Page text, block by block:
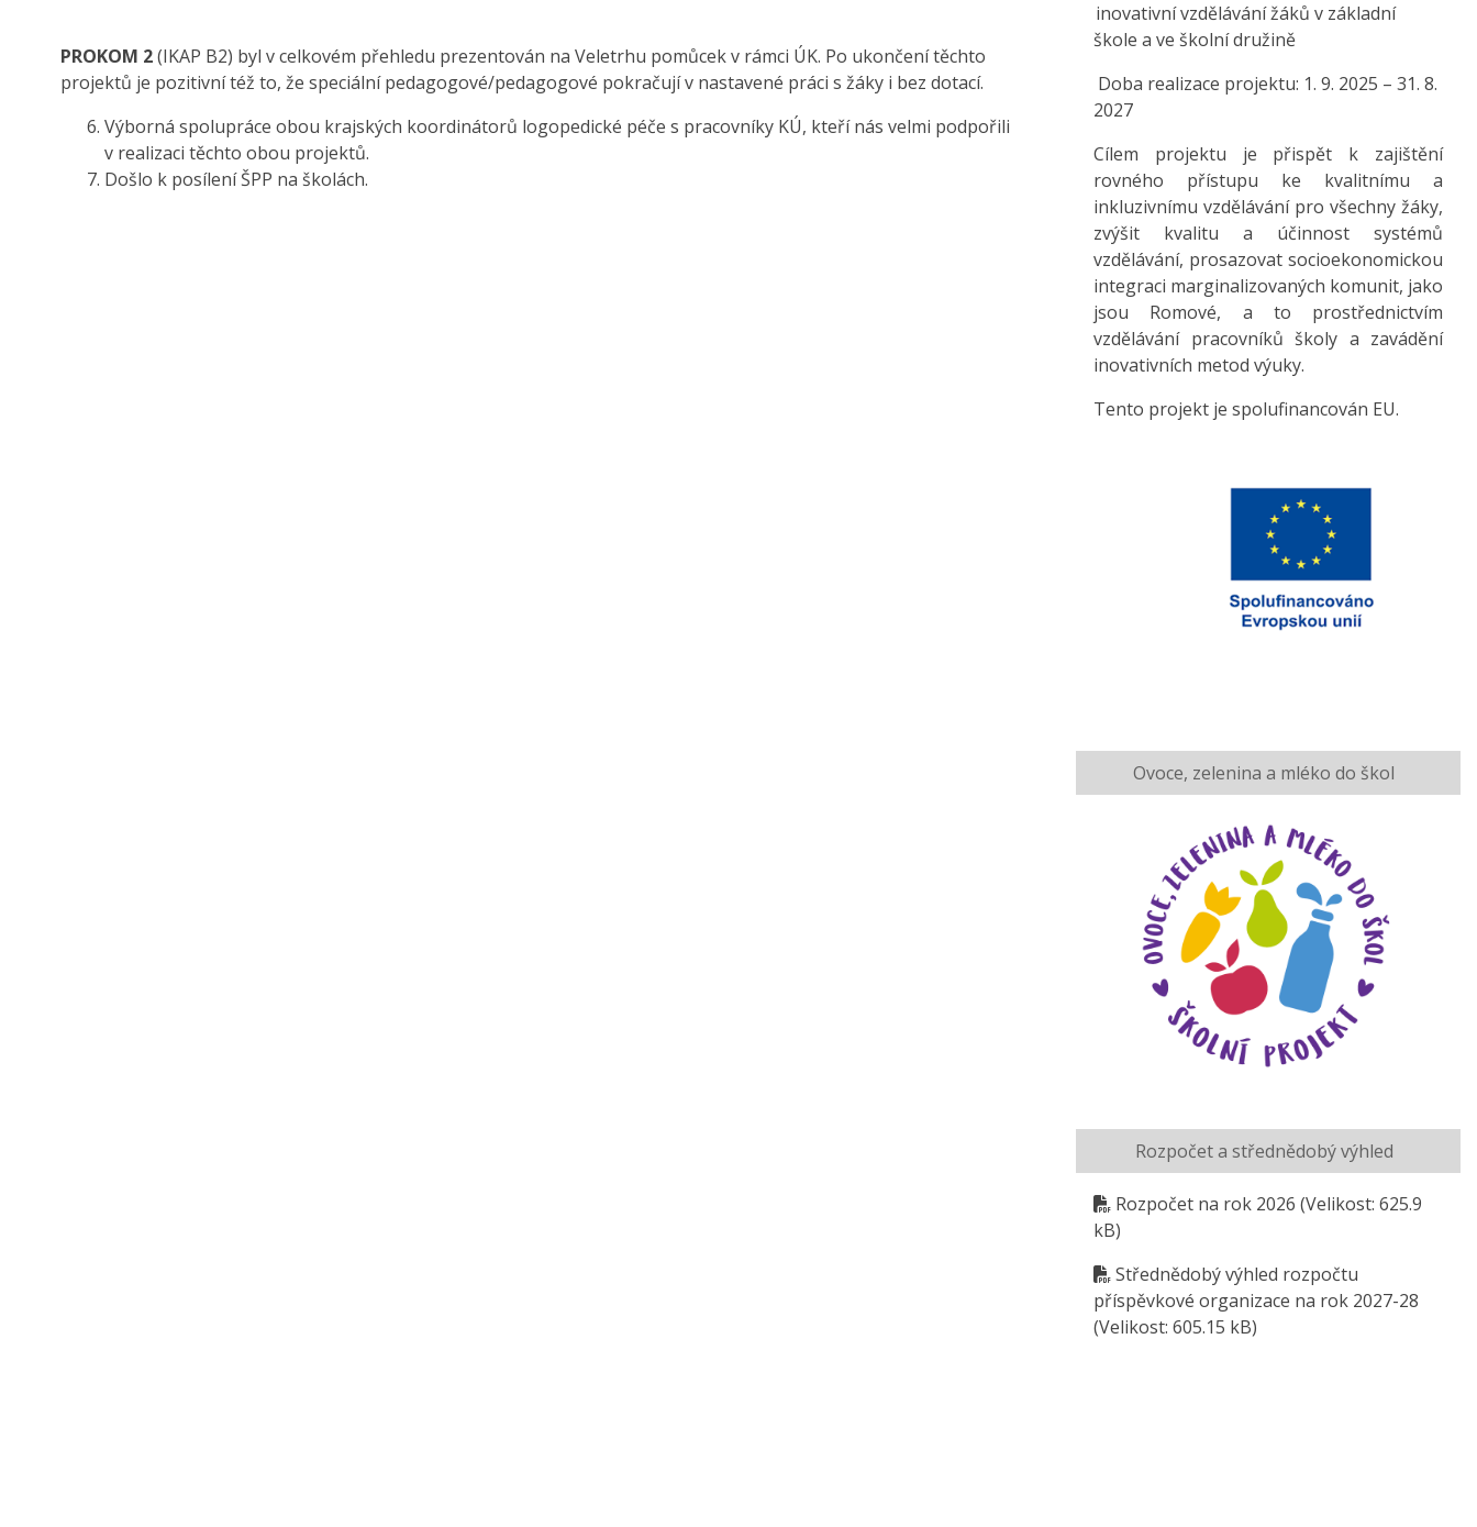
PROKOM 2(IKAP B2) byl v celkovém přehledu prezentován na Veletrhu pomůcek v rámci ÚK. Po ukončení těchto
projektů je pozitivní též to, že speciální pedagogové/pedagogové pokračují v nastavené práci s žáky i bez dotací.
Výborná spolupráce obou krajských koordinátorů logopedické péče s pracovníky KÚ, kteří nás velmi podpořili
v realizaci těchto obou projektů.
Došlo k posílení ŠPP na školách.
inovativní vzdělávání žáků v základní
škole a ve školní družině
Doba realizace projektu: 1. 9. 2025 – 31. 8.
2027
Cílem projektu je přispět k zajištění
rovného přístupu ke kvalitnímu a
inkluzivnímu vzdělávání pro všechny žáky,
zvýšit kvalitu a účinnost systémů
vzdělávání, prosazovat socioekonomickou
integraci marginalizovaných komunit, jako
jsou Romové, a to prostřednictvím
vzdělávání pracovníků školy a zavádění
inovativních metod výuky.
Tento projekt je spolufinancován EU.
Ovoce, zelenina a mléko do škol
Rozpočet a střednědobý výhled
Rozpočet na rok 2026 (Velikost: 625.9
kB)
Střednědobý výhled rozpočtu
příspěvkové organizace na rok 2027-28
(Velikost: 605.15 kB)